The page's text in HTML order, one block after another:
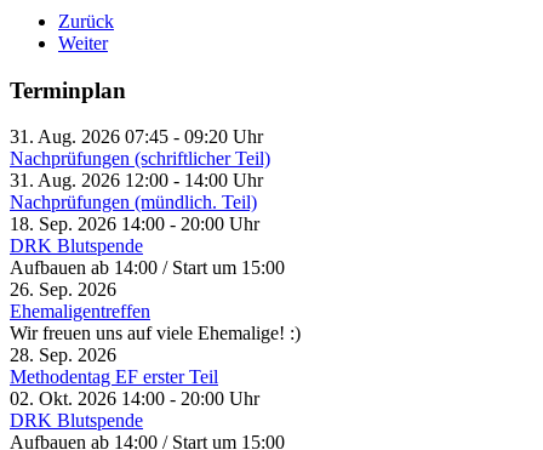
Zurück
Weiter
Terminplan
31. Aug. 2026 07:45 - 09:20 Uhr
Nachprüfungen (schriftlicher Teil)
31. Aug. 2026 12:00 - 14:00 Uhr
Nachprüfungen (mündlich. Teil)
18. Sep. 2026 14:00 - 20:00 Uhr
DRK Blutspende
Aufbauen ab 14:00 / Start um 15:00
26. Sep. 2026
Ehemaligentreffen
Wir freuen uns auf viele Ehemalige! :)
28. Sep. 2026
Methodentag EF erster Teil
02. Okt. 2026 14:00 - 20:00 Uhr
DRK Blutspende
Aufbauen ab 14:00 / Start um 15:00